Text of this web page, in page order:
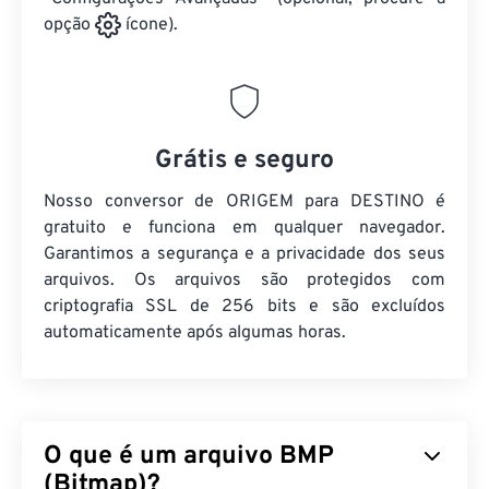
opção
ícone).
Grátis e seguro
Nosso conversor de ORIGEM para DESTINO é
gratuito e funciona em qualquer navegador.
Garantimos a segurança e a privacidade dos seus
arquivos. Os arquivos são protegidos com
criptografia SSL de 256 bits e são excluídos
automaticamente após algumas horas.
O que é um arquivo BMP